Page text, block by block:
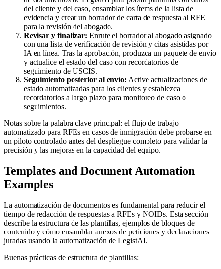
del cliente y del caso, ensamblar los ítems de la lista de
evidencia y crear un borrador de carta de respuesta al RFE
para la revisión del abogado.
Revisar y finalizar: Enrute el borrador al abogado asignado
con una lista de verificación de revisión y citas asistidas por
IA en línea. Tras la aprobación, produzca un paquete de envío
y actualice el estado del caso con recordatorios de
seguimiento de USCIS.
Seguimiento posterior al envío: Active actualizaciones de
estado automatizadas para los clientes y establezca
recordatorios a largo plazo para monitoreo de caso o
seguimientos.
Notas sobre la palabra clave principal: el flujo de trabajo
automatizado para RFEs en casos de inmigración debe probarse en
un piloto controlado antes del despliegue completo para validar la
precisión y las mejoras en la capacidad del equipo.
Templates and Document Automation
Examples
La automatización de documentos es fundamental para reducir el
tiempo de redacción de respuestas a RFEs y NOIDs. Esta sección
describe la estructura de las plantillas, ejemplos de bloques de
contenido y cómo ensamblar anexos de peticiones y declaraciones
juradas usando la automatización de LegistAI.
Buenas prácticas de estructura de plantillas: